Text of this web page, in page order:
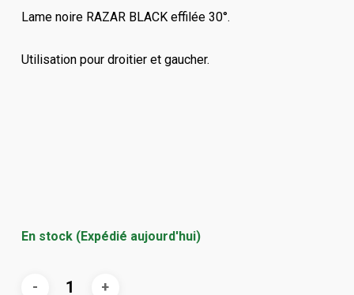
Lame noire RAZAR BLACK effilée 30°.
Utilisation pour droitier et gaucher.
En stock (Expédié aujourd'hui)